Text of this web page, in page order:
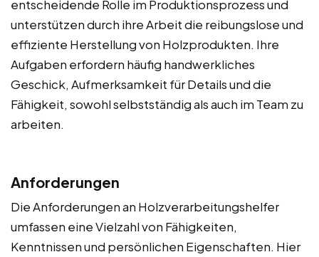
entscheidende Rolle im Produktionsprozess und
unterstützen durch ihre Arbeit die reibungslose und
effiziente Herstellung von Holzprodukten. Ihre
Aufgaben erfordern häufig handwerkliches
Geschick, Aufmerksamkeit für Details und die
Fähigkeit, sowohl selbstständig als auch im Team zu
arbeiten.
Anforderungen
Die Anforderungen an Holzverarbeitungshelfer
umfassen eine Vielzahl von Fähigkeiten,
Kenntnissen und persönlichen Eigenschaften. Hier